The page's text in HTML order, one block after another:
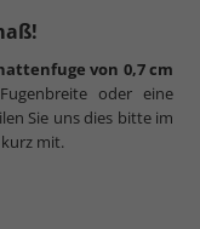
von 0,7 cm
oder eine
Sie uns dies bitte im
mit.